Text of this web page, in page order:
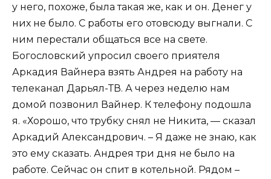
у него, похоже, была такая же, как и он. Денег у
них не было. С работы его отовсюду выгнали. С
ним перестали общаться все на свете.
Богословский упросил своего приятеля
Аркадия Вайнера взять Андрея на работу на
телеканал Дарьял-ТВ. А через неделю нам
домой позвонил Вайнер. К телефону подошла
я. «Хорошо, что трубку снял не Никита, — сказал
Аркадий Александрович. – Я даже не знаю, как
это ему сказать. Андрея три дня не было на
работе. Сейчас он спит в котельной. Рядом –